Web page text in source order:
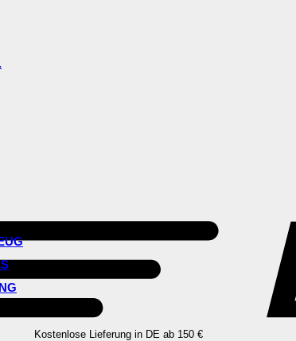
Kostenlose Lieferung in DE ab 150 €